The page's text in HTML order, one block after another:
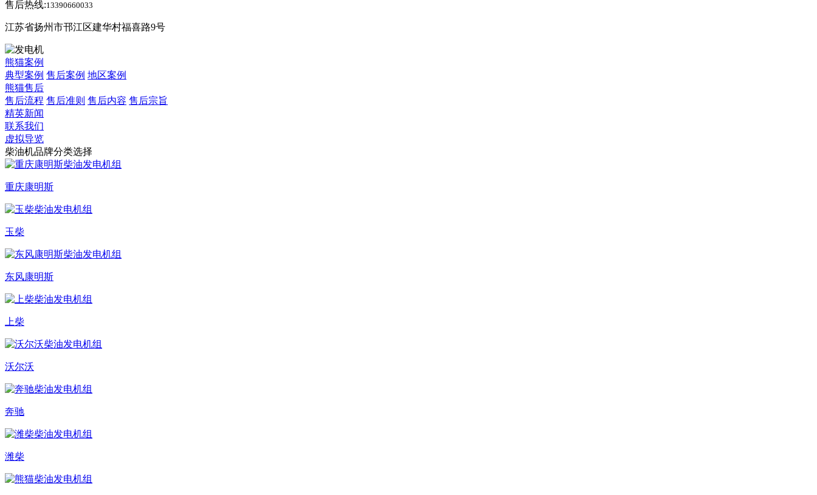
售后热线:13390660033
江苏省扬州市邗江区建华村福喜路9号
熊猫案例
典型案例 售后案例 地区案例
熊猫售后
售后流程 售后准则 售后内容 售后宗旨
精英新闻
联系我们
虚拟导览
柴油机品牌分类选择
重庆康明斯
玉柴
东风康明斯
上柴
沃尔沃
奔驰
潍柴